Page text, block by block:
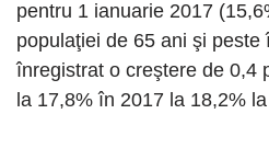
pentru 1 ianuarie 2017
populaţiei de 65 ani şi peste
înregistrat o creştere de 0,4
la 17,8% în 2017 la 18,2%